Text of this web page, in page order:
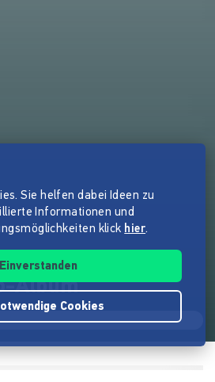
von ihrem
Album
Sie helfen dabei Ideen zu
Informationen und
klick hier.
Einverstanden
Cookies